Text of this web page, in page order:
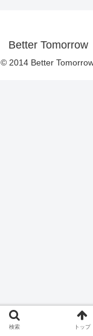
Better Tomorrow
© 2014 Better
検索 トップ